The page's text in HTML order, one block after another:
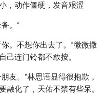
，动作僵硬，发音艰涩
。”
。不想你出去了。”微微撒
己连门铃都不敢按。
友。”林思语显得很抱歉，
融化了，天佑不禁有些呆。